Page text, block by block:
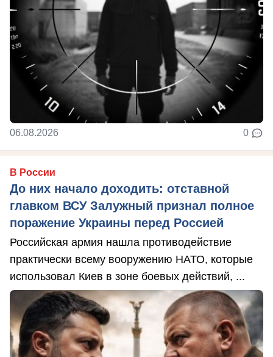
06.08.2026 0
В России
До них начало доходить: отставной
главком ВСУ Залужный признал полное
поражение Украины перед Россией
Российская армия нашла противодействие
практически всему вооружению НАТО, которые
использовал Киев в зоне боевых действий, ...